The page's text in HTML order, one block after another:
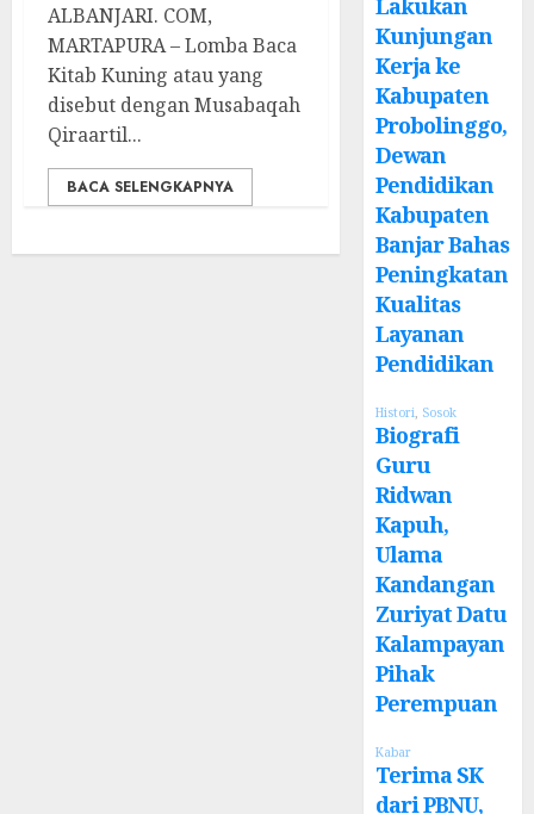
ALBANJARI. COM,
MARTAPURA – Lomba Baca
Kitab Kuning atau yang
disebut dengan Musabaqah
Qiraartil...
BACA SELENGKAPNYA
Kunjungan
Kerja ke
Kabupaten
Probolinggo,
Dewan
Pendidikan
Kabupaten
Banjar Bahas
Peningkatan
Kualitas
Layanan
Pendidikan
Histori Sosok
Biografi
Guru
Ridwan
Kapuh,
Ulama
Kandangan
Zuriyat Datu
Kalampayan
Pihak
Perempuan
Kabar
Terima SK
dari PBNU,